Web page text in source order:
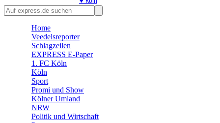
⭐ Promi
🛒 Shoppingwelt
Home
Veedelsreporter
Schlagzeilen
EXPRESS E-Paper
1. FC Köln
Köln
Sport
Promi und Show
Kölner Umland
NRW
Politik und Wirtschaft